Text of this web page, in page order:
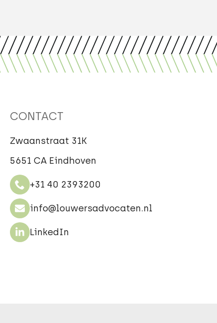
CONTACT
Zwaanstraat 31K
5651 CA Eindhoven
+31 40 2393200
info@louwersadvocaten.nl
LinkedIn